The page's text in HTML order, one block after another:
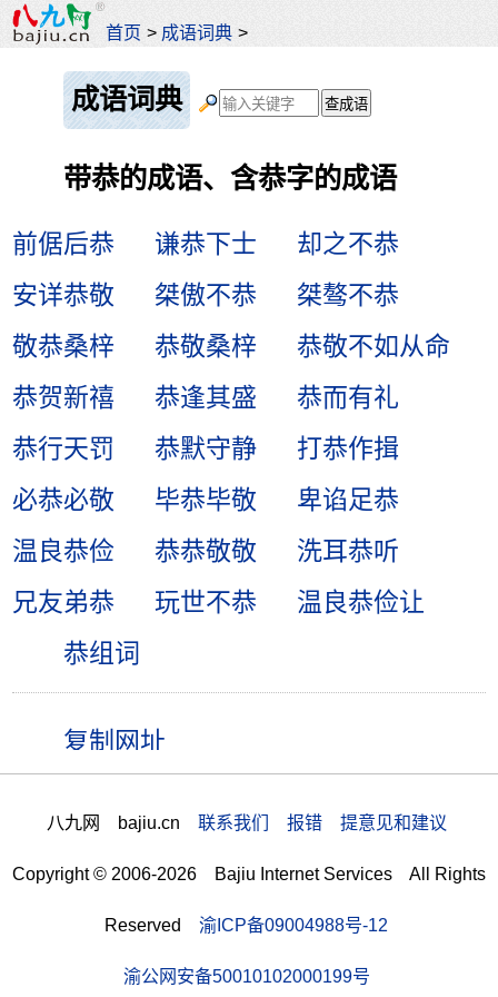
首页 > 成语词典 >
成语词典
带恭的成语、含恭字的成语
前倨后恭 谦恭下士
却之不恭
安详恭敬
桀傲不恭
桀骜不恭
敬恭桑梓
恭敬桑梓
恭敬不如从命
恭贺新禧
恭逢其盛
恭而有礼
恭行天罚
恭默守静
打恭作揖
必恭必敬
毕恭毕敬
卑谄足恭
温良恭俭
恭恭敬敬
洗耳恭听
兄友弟恭
玩世不恭
温良恭俭让
恭组词
八九网 bajiu.cn 联系我们 报错 提意见和建议
Copyright © 2006-2026 Bajiu Internet Services All Rights
Reserved 渝ICP备09004988号-12
渝公网安备50010102000199号